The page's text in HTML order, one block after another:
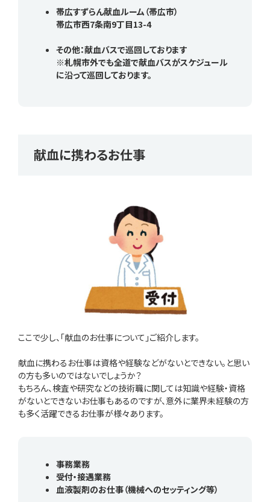
帯広すずらん献血ルーム（帯広市）
帯広市西7条南9丁目13-4
その他：献血バスで巡回しております
※札幌市外でも全道で献血バスがスケジュール
に沿って巡回しております。
献血に携わるお仕事
ここで少し、「献血のお仕事について」ご紹介します。
献血に携わるお仕事は資格や経験などがないとできない。と思い
の方も多いのではないでしょうか？
もちろん、検査や研究などの技術職に関しては知識や経験・資格
がないとできないお仕事もあるのですが、意外に業界未経験の方
も多く活躍できるお仕事が様々あります。
事務業務
受付・接遇業務
血液製剤のお仕事（機械へのセッティング等）